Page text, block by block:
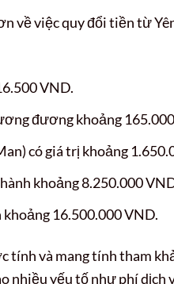
về việc quy đổi tiền từ
VND.
đương khoảng
có giá trị khoảng
khoảng 8.250.000
16.500.000 VND.
tính và mang tính tham
nhiều yếu tố như phí